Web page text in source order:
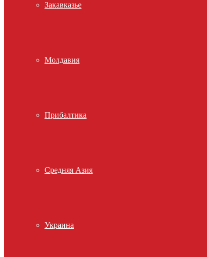
Закавказье
Молдавия
Прибалтика
Средняя Азия
Украина